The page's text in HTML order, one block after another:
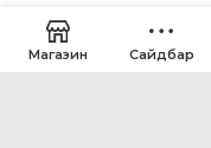
Магазин Сайдбар